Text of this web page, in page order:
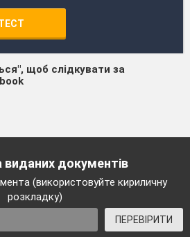
щоб слідкувати за
виданих документів
(використовуйте кириличну
розкладку)
ПЕРЕВІРИТИ